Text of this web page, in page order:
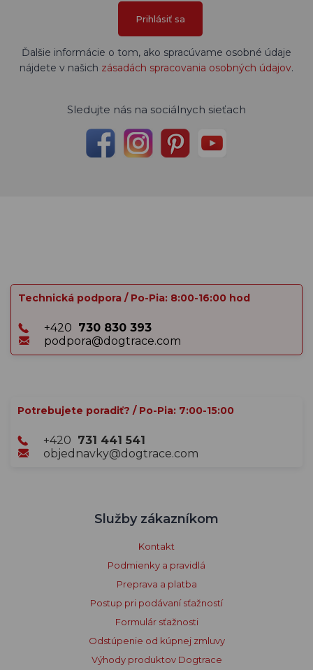
Prihlásiť sa
Ďalšie informácie o tom, ako spracúvame osobné údaje
nájdete v našich zásadách spracovania osobných údajov.
Sledujte nás na sociálnych sieťach
Technická podpora / Po-Pia: 8:00-16:00 hod
+420 730 830 393
podpora@dogtrace.com
Potrebujete poradiť? / Po-Pia: 7:00-15:00
+420 731 441 541
objednavky@dogtrace.com
Služby zákazníkom
Kontakt
Podmienky a pravidlá
Preprava a platba
Postup pri podávaní sťažností
Formulár sťažnosti
Odstúpenie od kúpnej zmluvy
Výhody produktov Dogtrace